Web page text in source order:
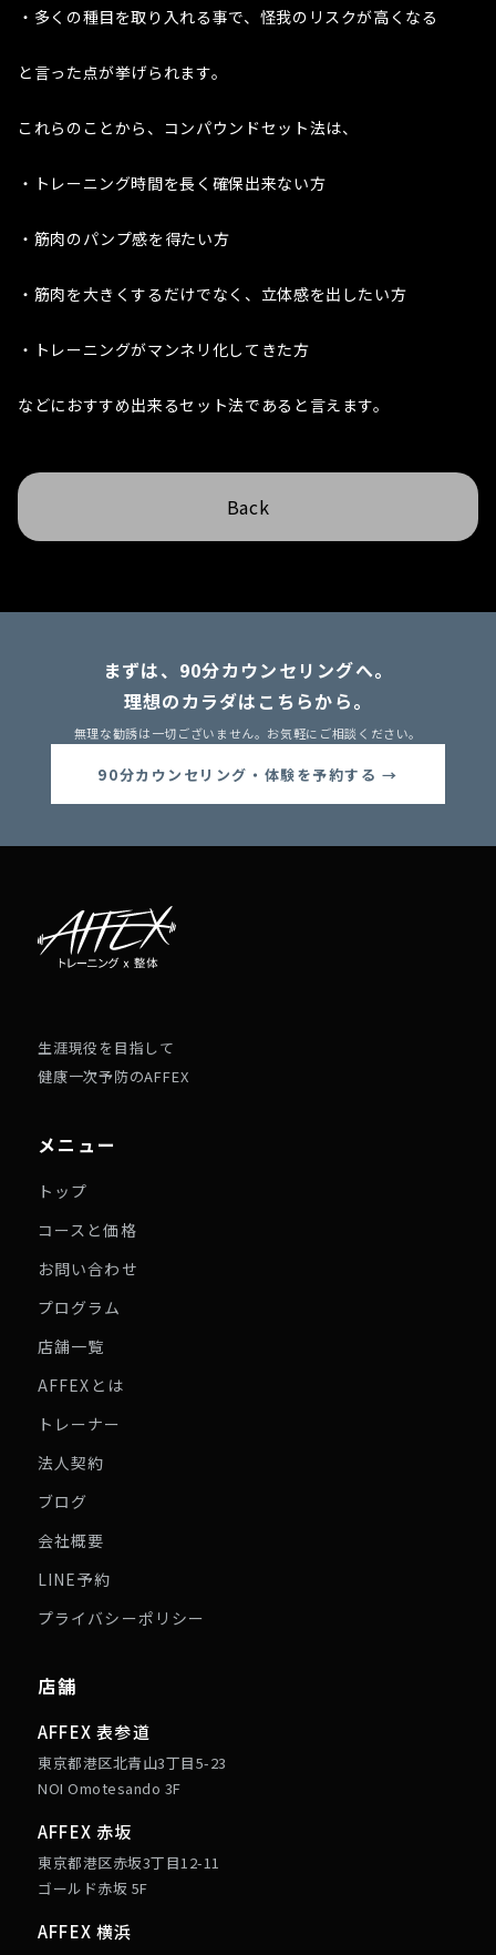
・多くの種目を取り入れる事で、怪我のリスクが高くなる
と言った点が挙げられます。
これらのことから、コンパウンドセット法は、
・トレーニング時間を長く確保出来ない方
・筋肉のパンプ感を得たい方
・筋肉を大きくするだけでなく、立体感を出したい方
・トレーニングがマンネリ化してきた方
などにおすすめ出来るセット法であると言えます。
Back
まずは、90分カウンセリングへ。
理想のカラダはこちらから。
無理な勧誘は一切ございません。お気軽にご相談ください。
90分カウンセリング・体験を予約する →
生涯現役を目指して
健康一次予防のAFFEX
メニュー
トップ
コースと価格
お問い合わせ
プログラム
店舗一覧
AFFEXとは
トレーナー
法人契約
ブログ
会社概要
LINE予約
プライバシーポリシー
店舗
AFFEX 表参道
東京都港区北青山3丁目5-23
NOI Omotesando 3F
AFFEX 赤坂
東京都港区赤坂3丁目12-11
ゴールド赤坂 5F
AFFEX 横浜